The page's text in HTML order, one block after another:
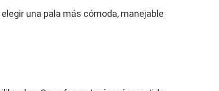
una pala más cómoda, manejable